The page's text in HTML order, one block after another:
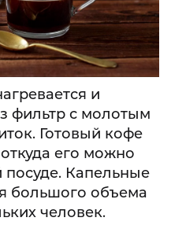
и
фильтр с молотым
Готовый кофе
его можно
Капельные
большого объема
человек.